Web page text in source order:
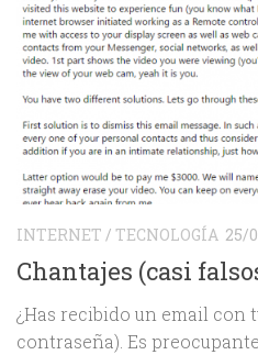
INTERNET / TECNOLOGÍA 25/
Chantajes (casi
¿Has recibido un email
contraseña). Es